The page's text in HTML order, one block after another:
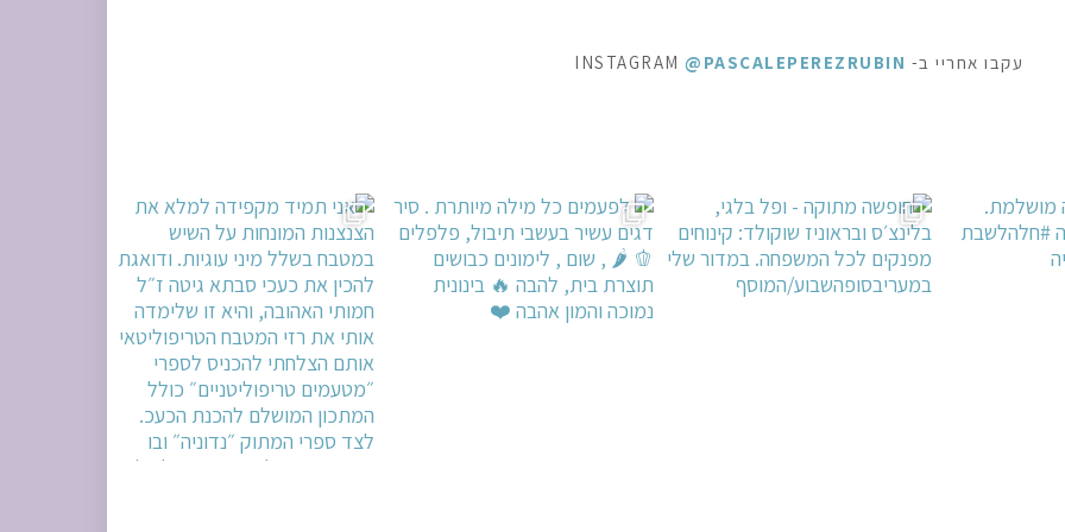
עקבו אחריי ב- INSTAGRAM @PASCALEPEREZRUBIN
שוקולד: ק
⁨ לפעמים כל מילה מיותרת . סיר דגים עשיר בעשבי תיבואני תמיד מקפידה למלא את הצנצנות המונחות על השיש במ